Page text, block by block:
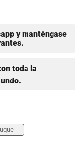
y manténgase
toda la